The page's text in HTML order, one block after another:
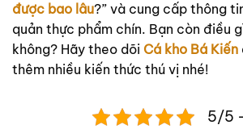
được bao lâu?” và cung cấp thông
quản thực phẩm chín. Bạn còn điều
không? Hãy theo dõi Cá kho Bá Kiến
thêm nhiều kiến thức thú vị nhé!
5/5